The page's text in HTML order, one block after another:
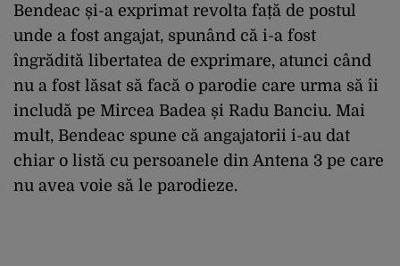
Bendeac și-a exprimat revolta față de postul
unde a fost angajat, spunând că i-a fost
îngrădită libertatea de exprimare, atunci când
nu a fost lăsat să facă o parodie care urma să îi
includă pe Mircea Badea și Radu Banciu. Mai
mult, Bendeac spune că angajatorii i-au dat
chiar o listă cu persoanele din Antena 3 pe care
nu avea voie să le parodieze.